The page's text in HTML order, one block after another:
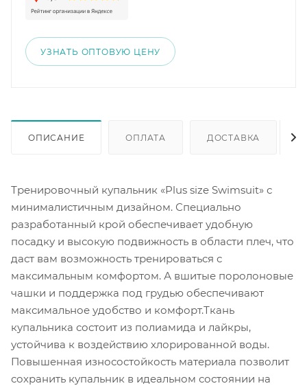
УЗНАТЬ ОПТОВУЮ ЦЕНУ
ОПИСАНИЕ ОПЛАТА ДОСТАВКА
Тренировочный купальник «Plus size Swimsuit» с
минималистичным дизайном. Специально
разработанный крой обеспечивает удобную
посадку и высокую подвижность в области плеч, что
даст вам возможность тренироваться с
максимальным комфортом. А вшитые поролоновые
чашки и поддержка под грудью обеспечивают
максимальное удобство и комфорт.Ткань
купальника состоит из полиамида и лайкры,
устойчива к воздействию хлорированной воды.
Повышенная износостойкость материала позволит
сохранить купальник в идеальном состоянии на